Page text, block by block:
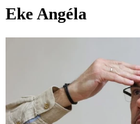
Eke Angéla